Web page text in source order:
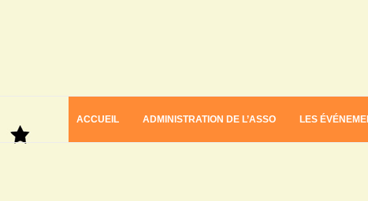
ACCUEIL ADMINISTRATION DE L’ASSO LES